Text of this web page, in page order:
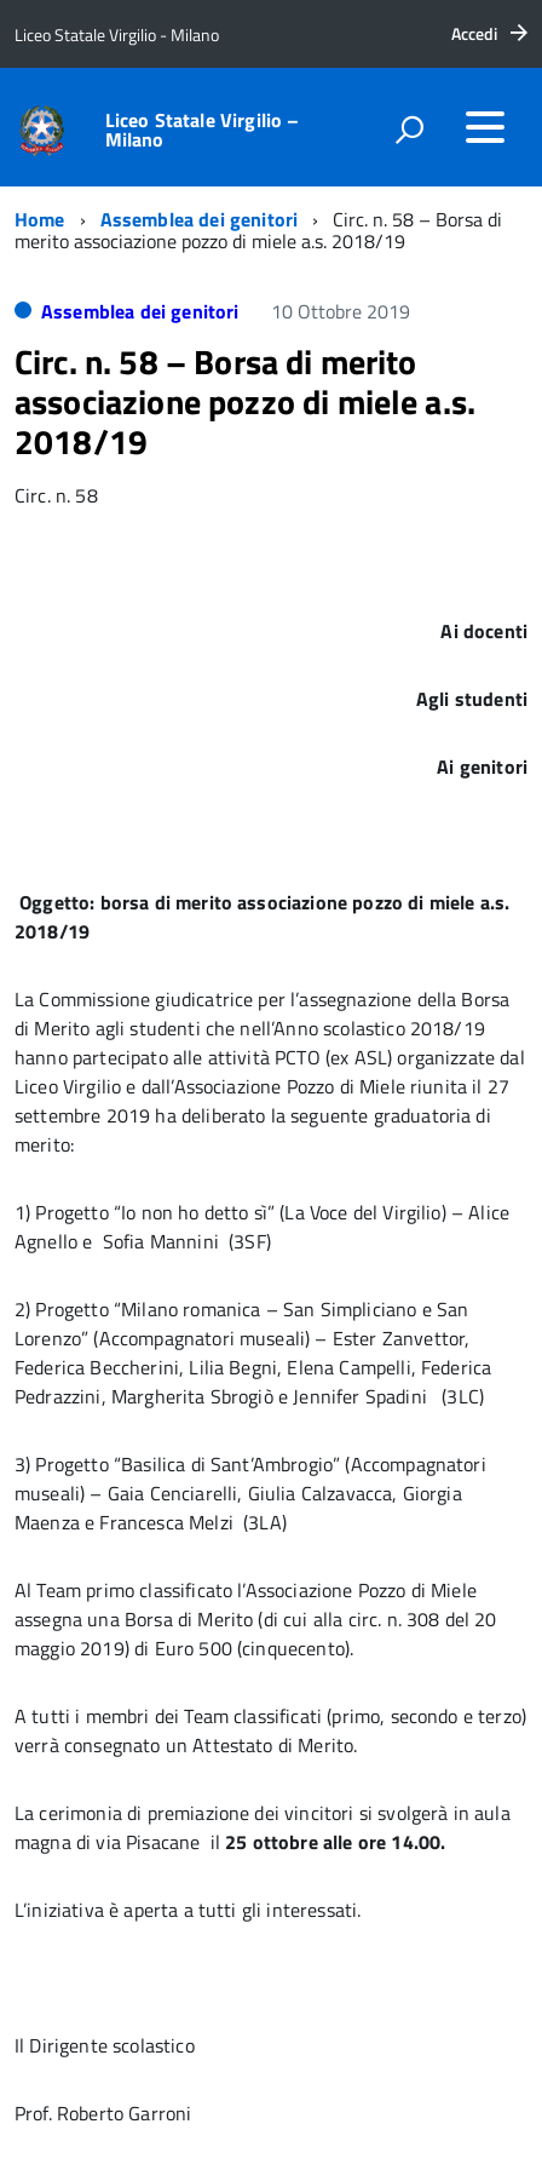
Liceo Statale Virgilio - Milano Accedi
Liceo Statale Virgilio –
Milano
Home Assemblea dei genitori Circ. n. 58 – Borsa di
merito associazione pozzo di miele a.s. 2018/19
Assemblea dei genitori 10 Ottobre 2019
Circ. n. 58 – Borsa di merito
associazione pozzo di miele a.s.
2018/19
Circ. n. 58
Ai docenti
Agli studenti
Ai genitori
Oggetto: borsa di merito associazione pozzo di miele a.s.
2018/19
La Commissione giudicatrice per l’assegnazione della Borsa
di Merito agli studenti che nell’Anno scolastico 2018/19
hanno partecipato alle attività PCTO (ex ASL) organizzate dal
Liceo Virgilio e dall’Associazione Pozzo di Miele riunita il 27
settembre 2019 ha deliberato la seguente graduatoria di
merito:
1) Progetto “Io non ho detto sì” (La Voce del Virgilio) – Alice
Agnello e Sofia Mannini (3SF)
2) Progetto “Milano romanica – San Simpliciano e San
Lorenzo” (Accompagnatori museali) – Ester Zanvettor,
Federica Beccherini, Lilia Begni, Elena Campelli, Federica
Pedrazzini, Margherita Sbrogiò e Jennifer Spadini (3LC)
3) Progetto “Basilica di Sant’Ambrogio” (Accompagnatori
museali) – Gaia Cenciarelli, Giulia Calzavacca, Giorgia
Maenza e Francesca Melzi (3LA)
Al Team primo classificato l’Associazione Pozzo di Miele
assegna una Borsa di Merito (di cui alla circ. n. 308 del 20
maggio 2019) di Euro 500 (cinquecento).
A tutti i membri dei Team classificati (primo, secondo e terzo)
verrà consegnato un Attestato di Merito.
La cerimonia di premiazione dei vincitori si svolgerà in aula
magna di via Pisacane il 25 ottobre alle ore 14.00.
L’iniziativa è aperta a tutti gli interessati.
Il Dirigente scolastico
Prof. Roberto Garroni